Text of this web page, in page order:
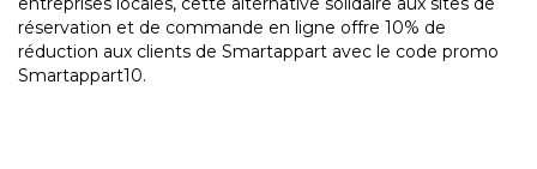
réservation et de commande en ligne offre 10% de
réduction aux clients de Smartappart avec le code promo
Smartappart10.